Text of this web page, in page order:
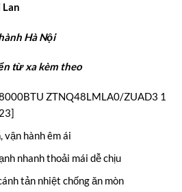
Hà Nội
từ xa kèm theo
ZTNQ48LMLA0/ZUAD3 1
hành êm ái
nhanh thoải mái dễ chịu
tản nhiệt chống ăn mòn